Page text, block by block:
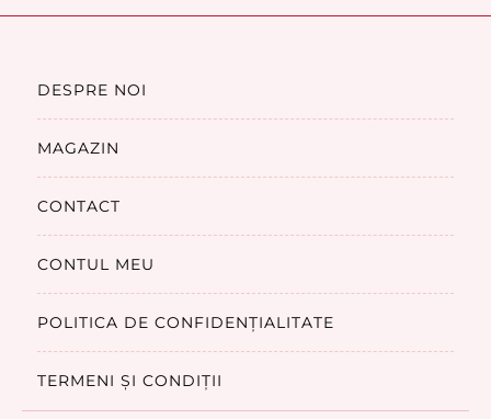
DESPRE NOI
MAGAZIN
CONTACT
CONTUL MEU
POLITICA DE CONFIDENȚIALITATE
TERMENI ȘI CONDIȚII